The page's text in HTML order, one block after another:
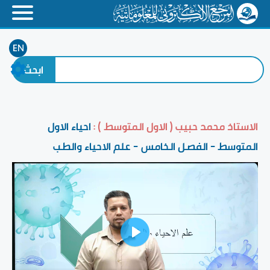
EN
الاستاذ محمد حبيب ( الاول المتوسط ) :احياء الاول
المتوسط - الفصل الخامس - علم الاحياء والطب
Play